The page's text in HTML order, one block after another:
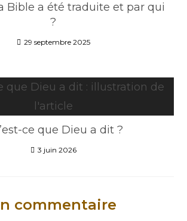
Bible a été traduite et par qui
?
29 septembre 2025
ce que Dieu a dit ?
3 juin 2026
commentaire